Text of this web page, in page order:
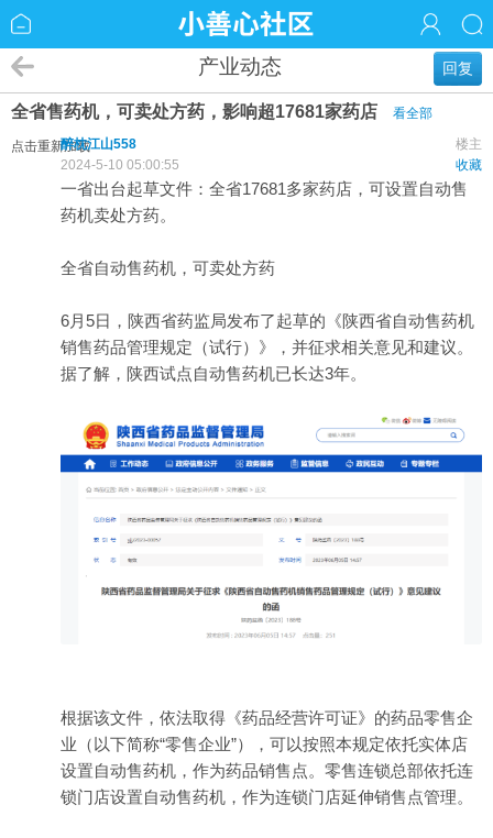
回复
产业动态
全省售药机，可卖处方药，影响超17681家药店 看全部
点击重新加载 楼主
醉枕江山558
收藏
2024-5-10 05:00:55
一省出台起草文件：全省17681多家药店，可设置自动售
药机卖处方药。
全省自动售药机，可卖处方药
6月5日，陕西省药监局发布了起草的《陕西省自动售药机
销售药品管理规定（试行）》，并征求相关意见和建议。
据了解，陕西试点自动售药机已长达3年。
根据该文件，依法取得《药品经营许可证》的药品零售企
业（以下简称“零售企业”），可以按照本规定依托实体店
设置自动售药机，作为药品销售点。零售连锁总部依托连
锁门店设置自动售药机，作为连锁门店延伸销售点管理。